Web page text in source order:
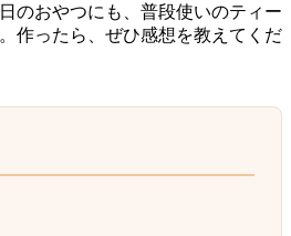
のおやつにも、普段使いのティー
作ったら、ぜひ感想を教えてくだ